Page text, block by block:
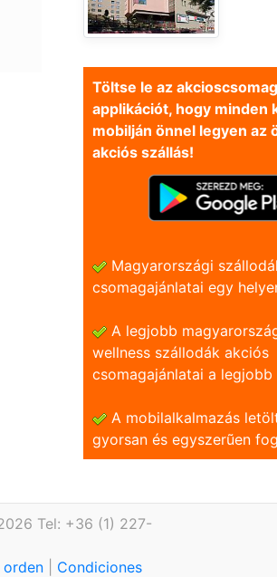
Töltse le az
applikációt, hogy minden
mobilján önnel legyen az
akciós szállás!
Magyarországi
csomagajánlatai egy
A legjobb
wellness szállodák akciós
csomagajánlatai a legjobb
A mobilalkalmazás
gyorsan és egyszerũen
Tel: +36 (1) 227-
orden
Condiciones